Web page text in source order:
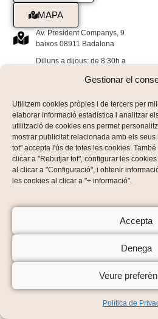
Gestionar el
Utilitzem cookies pròpies i de tercers per
elaborar informació estadística i analitzar
utilització de cookies ens permet
mostrar publicitat relacionada amb els
tot" accepta l'ús de totes les cookies.
clicar a "Rebutjar tot", configurar les
al clicar a "Configuració", i obtenir
les cookies al clicar a "+ informació".
Accepta
Denega
Veure
Política de
MAPA
Av. President Companys, 9
baixos 08911 Badalona
Dilluns a dijous: de 8:30h a
19:00h, Divendres: 8:00h a